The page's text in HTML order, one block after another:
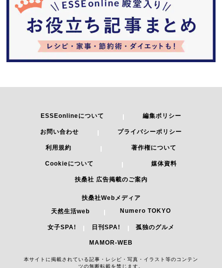
ESSEonlineについて 編集ポリシー
お問い合わせ プライバシーポリシー
利用規約 著作権について
Cookieについて 媒体資料
扶桑社 広告掲載のご案内
扶桑社Webメディア
天然生活web
Numero TOKYO
女子SPA! 日刊SPA! 孤独のグルメ
MAMOR-WEB
本サイトに掲載されている記事・レシピ・写真・イラスト等のコンテン
ツの無断転載を禁じます。